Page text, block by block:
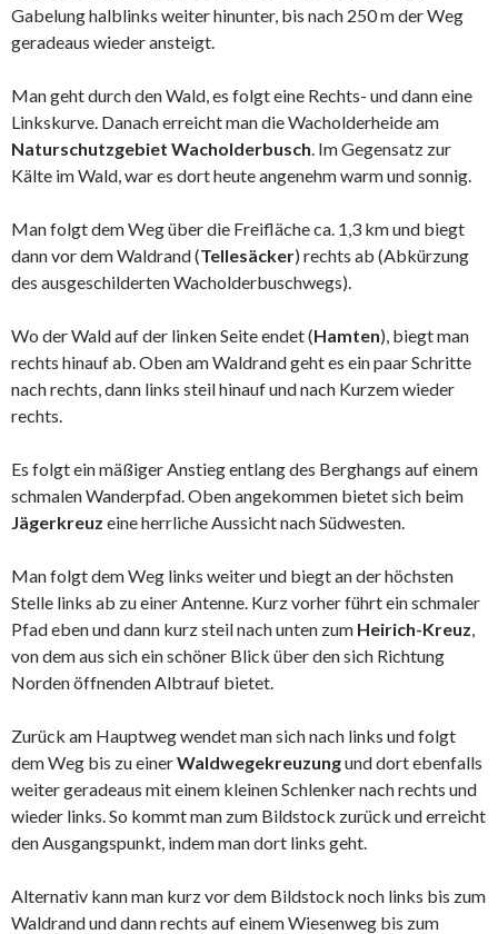
Gabelung halblinks weiter hinunter, bis nach 250 m der Weg
geradeaus wieder ansteigt.
Man geht durch den Wald, es folgt eine Rechts- und dann eine
Linkskurve. Danach erreicht man die Wacholderheide am
Naturschutzgebiet Wacholderbusch. Im Gegensatz zur
Kälte im Wald, war es dort heute angenehm warm und sonnig.
Man folgt dem Weg über die Freifläche ca. 1,3 km und biegt
dann vor dem Waldrand (Tellesäcker) rechts ab (Abkürzung
des ausgeschilderten Wacholderbuschwegs).
Wo der Wald auf der linken Seite endet (Hamten), biegt man
rechts hinauf ab. Oben am Waldrand geht es ein paar Schritte
nach rechts, dann links steil hinauf und nach Kurzem wieder
rechts.
Es folgt ein mäßiger Anstieg entlang des Berghangs auf einem
schmalen Wanderpfad. Oben angekommen bietet sich beim
Jägerkreuz eine herrliche Aussicht nach Südwesten.
Man folgt dem Weg links weiter und biegt an der höchsten
Stelle links ab zu einer Antenne. Kurz vorher führt ein schmaler
Pfad eben und dann kurz steil nach unten zum Heirich-Kreuz,
von dem aus sich ein schöner Blick über den sich Richtung
Norden öffnenden Albtrauf bietet.
Zurück am Hauptweg wendet man sich nach links und folgt
dem Weg bis zu einerWaldwegekreuzungund dort ebenfalls
weiter geradeaus mit einem kleinen Schlenker nach rechts und
wieder links. So kommt man zum Bildstock zurück und erreicht
den Ausgangspunkt, indem man dort links geht.
Alternativ kann man kurz vor dem Bildstock noch links bis zum
Waldrand und dann rechts auf einem Wiesenweg bis zum